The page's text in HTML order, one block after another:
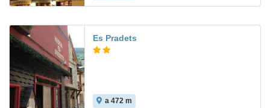
Es Pradets
a 472 m